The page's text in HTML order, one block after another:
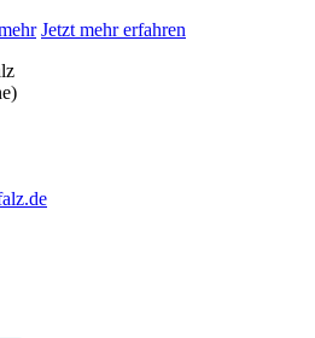
Jetzt mehr erfahren